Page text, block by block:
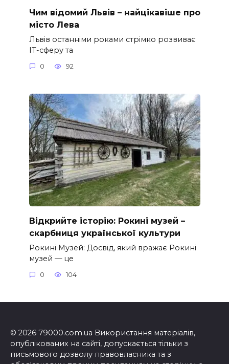
Чим відомий Львів – найцікавіше про
місто Лева
Львів останніми роками стрімко розвиває
ІТ-сферу та
0 92
Відкрийте історію: Рокині музей –
скарбниця української культури
Рокині Музей: Досвід, який вражає Рокині
музей — це
0 104
© 2026 79000.com.ua Використання матеріалів,
опублікованих на сайті, допускається тільки з
письмового дозволу правовласника та з